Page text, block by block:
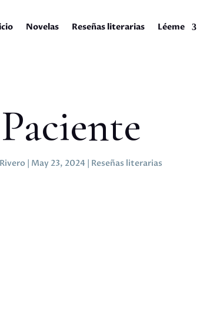
Novelas Reseñas literarias Léeme
| May 23, 2024| Reseñas literarias